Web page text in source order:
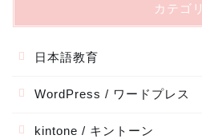
カテゴリ
日本語教育
WordPress / ワードプレス
kintone / キントーン